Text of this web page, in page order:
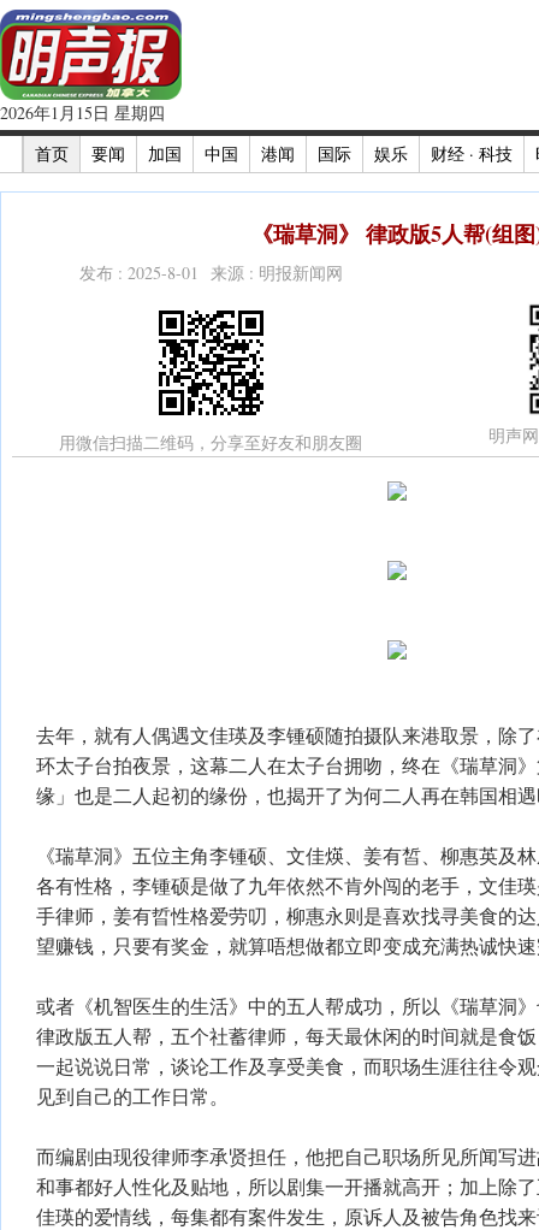
2026年1月15日 星期四
首页
要闻 加国 中国 港闻 国际 娱乐 财经 · 科技
《瑞草洞》 律政版5人帮(组
发布 : 2025-8-01 来源 : 明报新闻网
用微信扫描二维码，分享至好友和朋友圈 明声
去年，就有人偶遇文佳瑛及李锺硕随拍摄队来港取景，除
环太子台拍夜景，这幕二人在太子台拥吻，终在《瑞草洞
缘」也是二人起初的缘份，也揭开了为何二人再在韩国相
《瑞草洞》五位主角李锺硕、文佳煐、姜有皙、柳惠英及
各有性格，李锺硕是做了九年依然不肯外闯的老手，文佳
手律师，姜有晢性格爱劳叨，柳惠永则是喜欢找寻美食的
望赚钱，只要有奖金，就算唔想做都立即变成充满热诚快
或者《机智医生的生活》中的五人帮成功，所以《瑞草洞
律政版五人帮，五个社蓄律师，每天最休闲的时间就是食
一起说说日常，谈论工作及享受美食，而职场生涯往往令
见到自己的工作日常。
而编剧由现役律师李承贤担任，他把自己职场所见所闻写
和事都好人性化及贴地，所以剧集一开播就高开；加上除
佳瑛的爱情线，每集都有案件发生，原诉人及被告角色找